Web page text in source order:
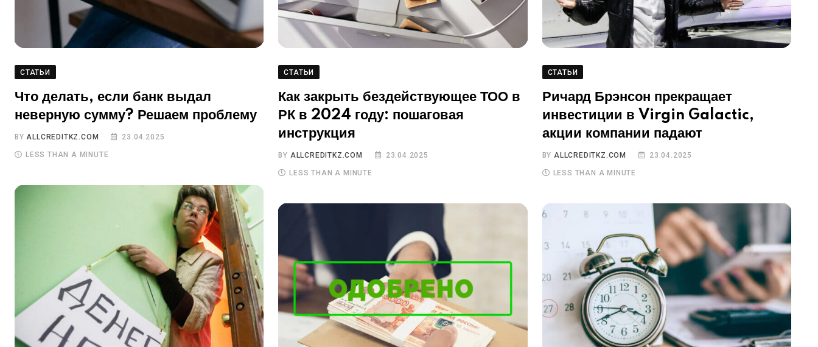
СТАТЬИ
Что делать, если банк выдал
неверную сумму? Решаем проблему
BY ALLCREDITKZ.COM 23.04.2025
LESS THAN A MINUTE
СТАТЬИ
Как закрыть бездействующее ТОО в
РК в 2024 году: пошаговая
инструкция
BY ALLCREDITKZ.COM 23.04.2025
LESS THAN A MINUTE
СТАТЬИ
Ричард Брэнсон прекращает
инвестиции в Virgin Galactic,
акции компании падают
BY ALLCREDITKZ.COM 23.04.2025
LESS THAN A MINUTE